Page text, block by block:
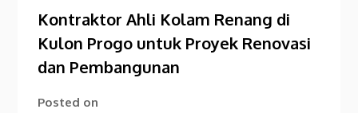
Kontraktor Ahli Kolam Renang di
Kulon Progo untuk Proyek Renovasi
dan Pembangunan
Posted on